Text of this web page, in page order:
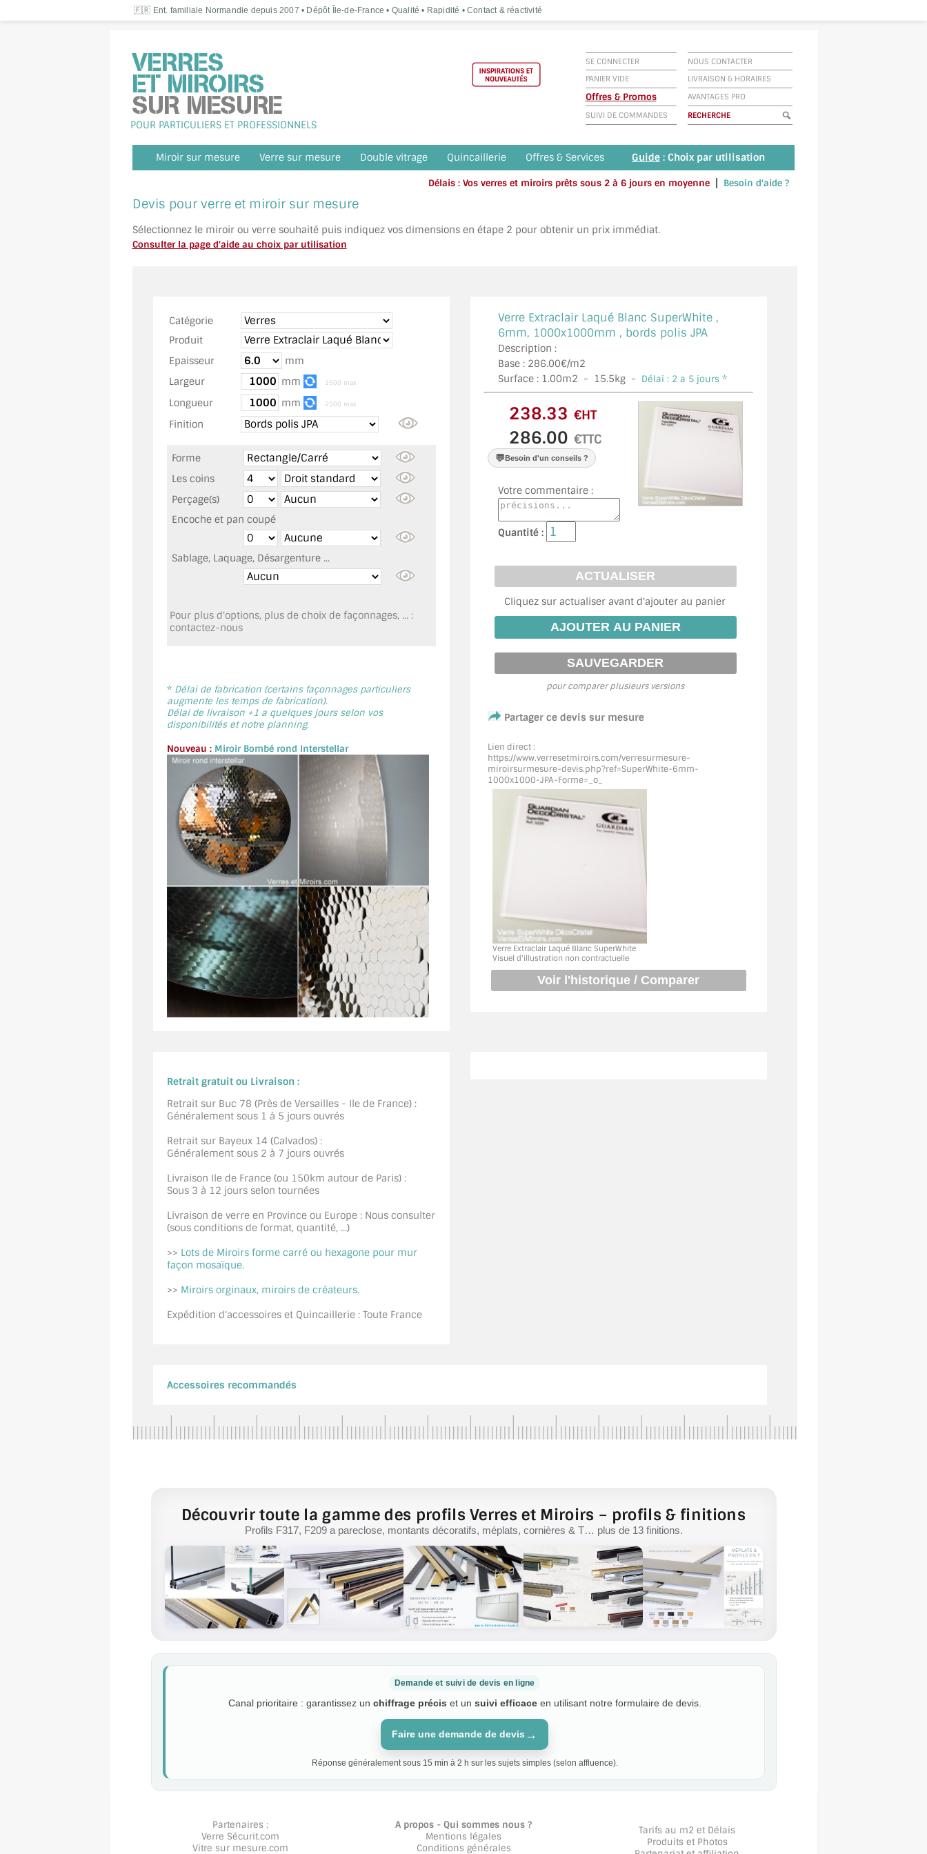
🇫🇷 Ent. familiale Normandie depuis 2007 • Dépôt Île-de-France • Qualité • Rapidité • Contact & réactivité
POUR PARTICULIERS ET PROFESSIONNELS
SE CONNECTER
NOUS CONTACTER
PANIER VIDE
LIVRAISON & HORAIRES
Offres & Promos
AVANTAGES PRO
SUIVI DE COMMANDES
Miroir sur mesure Verre sur mesure Double vitrage Quincaillerie Offres & Services Guide : Choix par utilisation
Délais : Vos verres et miroirs prêts sous 2 à 6 jours en moyenne| Besoin d'aide ?
Devis pour verre et miroir sur mesure
Sélectionnez le miroir ou verre souhaité puis indiquez vos dimensions en étape 2 pour obtenir un prix immédiat.
Consulter la page d'aide au choix par utilisation
Catégorie
Produit
Epaisseur
mm
Largeur
mm 1500 max
Longueur mm 2500 max
Finition
Forme
Les coins
Perçage(s)
Encoche et pan coupé
Sablage, Laquage, Désargenture ...
Pour plus d'options, plus de choix de façonnages, ... :
contactez-nous
* Délai de fabrication (certains façonnages particuliers
augmente les temps de fabrication).
Délai de livraison +1 a quelques jours selon vos
disponibilités et notre planning.
Nouveau : Miroir Bombé rond Interstellar
Verre Extraclair Laqué Blanc SuperWhite ,
6mm, 1000x1000mm , bords polis JPA
Description :
Base : 286.00€/m2
Surface : 1.00m2 - 15.5kg - Délai : 2 a 5 jours *
€HT
€TTC
💬Besoin d'un conseils ?
Votre commentaire :
Quantité :
Cliquez sur actualiser avant d'ajouter au panier
pour comparer plusieurs versions
Partager ce devis sur mesure
Lien direct :
https://www.verresetmiroirs.com/verresurmesure-
miroirsurmesure-devis.php?ref=SuperWhite-6mm-
1000x1000-JPA-Forme=_o_
Verre Extraclair Laqué Blanc SuperWhite
Visuel d'illustration non contractuelle
Retrait gratuit ou Livraison :
Retrait sur Buc 78 (Près de Versailles - Ile de France) :
Généralement sous 1 à 5 jours ouvrés
Retrait sur Bayeux 14 (Calvados) :
Généralement sous 2 à 7 jours ouvrés
Livraison Ile de France (ou 150km autour de Paris) :
Sous 3 à 12 jours selon tournées
Livraison de verre en Province ou Europe : Nous consulter
(sous conditions de format, quantité, ...)
>> Lots de Miroirs forme carré ou hexagone pour mur
façon mosaïque.
>> Miroirs orginaux, miroirs de créateurs.
Expédition d'accessoires et Quincaillerie : Toute France
Accessoires recommandés
Découvrir toute la gamme des profils Verres et Miroirs – profils & finitions
Profils F317, F209 a pareclose, montants décoratifs, méplats, cornières & T… plus de 13 finitions.
Demande et suivi de devis en ligne
Canal prioritaire : garantissez un chiffrage précis et un suivi efficaceen utilisant notre formulaire de devis.
Faire une demande de devis →
Réponse généralement sous 15 min à 2 h sur les sujets simples (selon affluence).
Partenaires :
Verre Sécurit.com
Vitre sur mesure.com
A propos - Qui sommes nous ?
Mentions légales
Conditions générales
Tarifs au m2 et Délais
Produits et Photos